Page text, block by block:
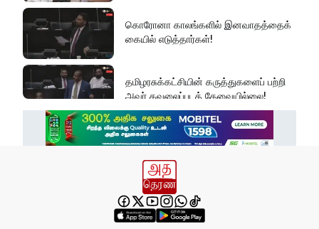
கொரோனா காலங்களில் இனவாதத்தைக்
கையில் எடுத்தார்கள்!
தமிழரசுக்கட்சியின் கருத்துகளைப் பற்றி
அவர் கவலைப்படத் தேவையில்லை!
இது அதனுடன் சம்பந்தப்பட்ட கேள்விதான்
பல மாணவர்களின் எதிர்காலம்
நாசமாகிறது!